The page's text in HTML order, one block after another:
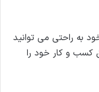
به راحتی می توانید
کسب و کار خود را